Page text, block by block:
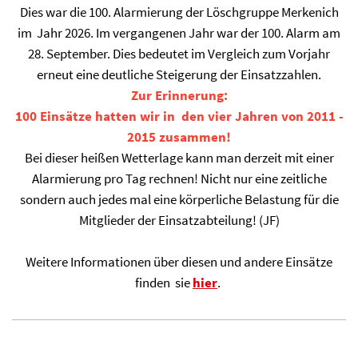
Dies war die 100. Alarmierung der Löschgruppe Merkenich
im Jahr 2026. Im vergangenen Jahr war der 100. Alarm am
28. September. Dies bedeutet im Vergleich zum Vorjahr
erneut eine deutliche Steigerung der Einsatzzahlen.
Zur Erinnerung:
100 Einsätze hatten wir in den vier Jahren von 2011 -
2015 zusammen!
Bei dieser heißen Wetterlage kann man derzeit mit einer
Alarmierung pro Tag rechnen! Nicht nur eine zeitliche
sondern auch jedes mal eine körperliche Belastung für die
Mitglieder der Einsatzabteilung! (JF)
Weitere Informationen über diesen und andere Einsätze
finden siehier.